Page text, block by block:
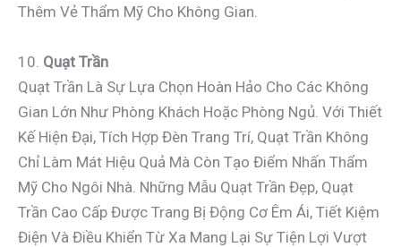
Thêm Vẻ Thẩm Mỹ Cho Không Gian.
10. Quạt Trần
Quạt Trần Là Sự Lựa Chọn Hoàn Hảo Cho Các Không
Gian Lớn Như Phòng Khách Hoặc Phòng Ngủ. Với Thiết
Kế Hiện Đại, Tích Hợp Đèn Trang Trí, Quạt Trần Không
Chỉ Làm Mát Hiệu Quả Mà Còn Tạo Điểm Nhấn Thẩm
Mỹ Cho Ngôi Nhà. Những Mẫu Quạt Trần Đẹp, Quạt
Trần Cao Cấp Được Trang Bị Động Cơ Êm Ái, Tiết Kiệm
Điện Và Điều Khiển Từ Xa Mang Lại Sự Tiện Lợi Vượt